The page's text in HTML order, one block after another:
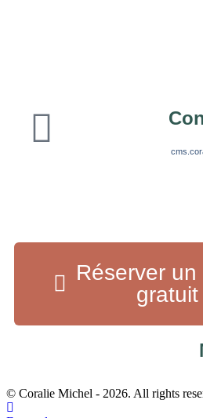
Réserver un
gratuit
© Coralie Michel - 2026. All rights